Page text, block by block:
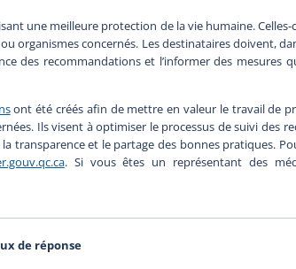
une meilleure protection de la vie humaine.
organismes concernés. Les destinataires doivent,
des recommandations et l’informer des mesures
ont été créés afin de mettre en valeur le travail de
Ils visent à optimiser le processus de suivi des
transparence et le partage des bonnes pratiques.
. Si vous êtes un représentant des
de réponse